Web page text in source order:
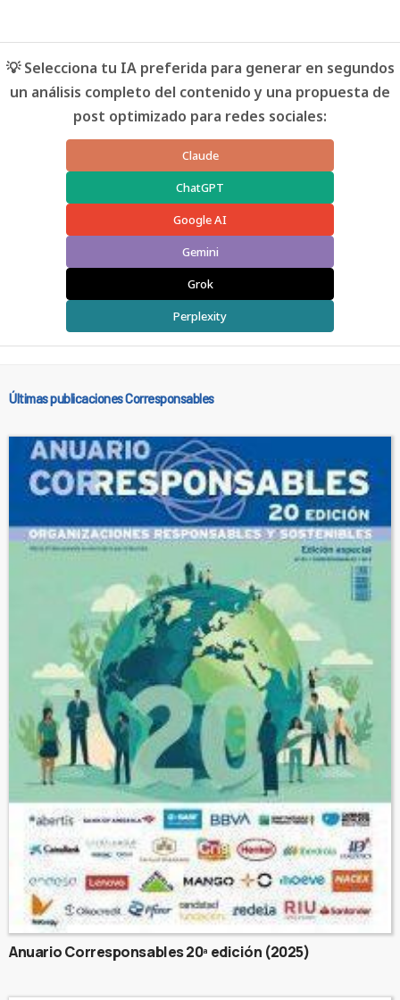
💡 Selecciona tu IA preferida para generar en segundos
un análisis completo del contenido y una propuesta de
post optimizado para redes sociales:
Claude
ChatGPT
Google AI
Gemini
Grok
Perplexity
Últimas publicaciones Corresponsables
Anuario Corresponsables 20ª edición (2025)